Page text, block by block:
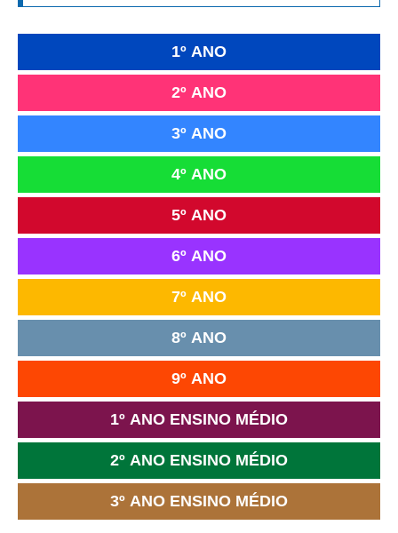
1º ANO
2º ANO
3º ANO
4º ANO
5º ANO
6º ANO
7º ANO
8º ANO
9º ANO
1º ANO ENSINO MÉDIO
2º ANO ENSINO MÉDIO
3º ANO ENSINO MÉDIO